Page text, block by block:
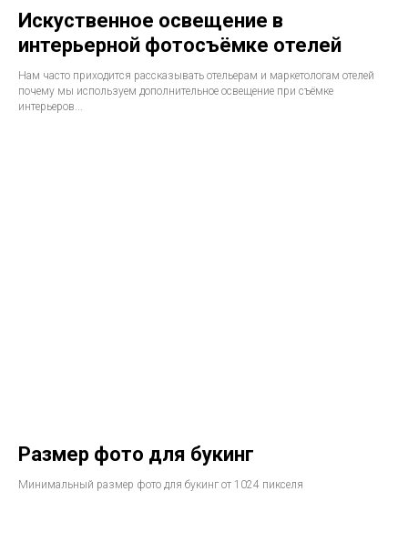
Искуственное освещение в
интерьерной фотосъёмке отелей
Нам часто приходится рассказывать отельерам и маркетологам отелей
почему мы используем дополнительное освещение при съёмке
интерьеров...
Размер фото для букинг
Минимальный размер фото для букинг от 1024 пикселя